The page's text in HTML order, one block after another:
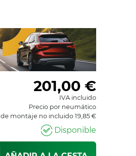
201,00 €
IVA incluido
Precio por neumático
de montaje no incluido 19,85 €
Disponible